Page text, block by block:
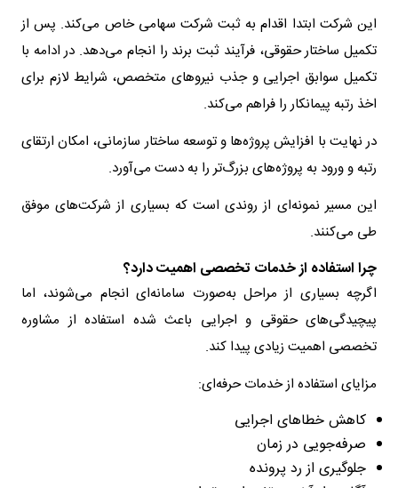
این شرکت ابتدا اقدام به ثبت شرکت سهامی خاص می‌کند. پس از
تکمیل ساختار حقوقی، فرآیند ثبت برند را انجام می‌دهد. در ادامه با
تکمیل سوابق اجرایی و جذب نیروهای متخصص، شرایط لازم برای
اخذ رتبه پیمانکار را فراهم می‌کند.
در نهایت با افزایش پروژه‌ها و توسعه ساختار سازمانی، امکان ارتقای
رتبه و ورود به پروژه‌های بزرگ‌تر را به دست می‌آورد.
این مسیر نمونه‌ای از روندی است که بسیاری از شرکت‌های موفق
طی می‌کنند.
چرا استفاده از خدمات تخصصی اهمیت دارد؟
اگرچه بسیاری از مراحل به‌صورت سامانه‌ای انجام می‌شوند، اما
پیچیدگی‌های حقوقی و اجرایی باعث شده استفاده از مشاوره
تخصصی اهمیت زیادی پیدا کند.
مزایای استفاده از خدمات حرفه‌ای:
کاهش خطاهای اجرایی
صرفه‌جویی در زمان
جلوگیری از رد پرونده